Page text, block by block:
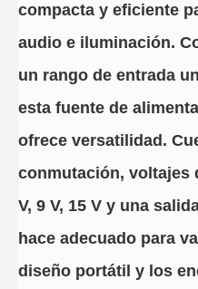
compacta y eficiente
audio e iluminación.
un rango de entrada
esta fuente de
ofrece versatilidad.
conmutación, voltajes
V, 9 V, 15 V y una
hace adecuado para
diseño portátil y los